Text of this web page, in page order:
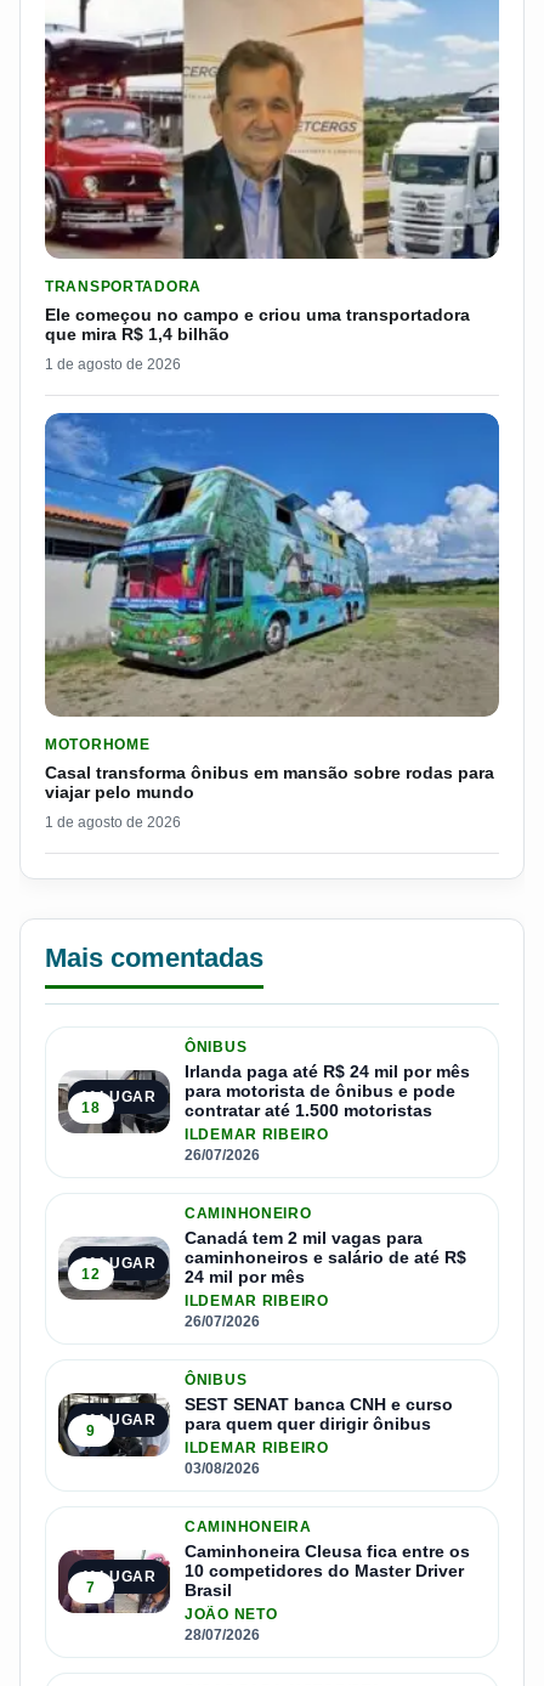
TRANSPORTADORA
Ele começou no campo e criou uma transportadora
que mira R$ 1,4 bilhão
1 de agosto de 2026
MOTORHOME
Casal transforma ônibus em mansão sobre rodas para
viajar pelo mundo
1 de agosto de 2026
Mais comentadas
1º LUGAR
18
ÔNIBUS
Irlanda paga até R$ 24 mil por mês
para motorista de ônibus e pode
contratar até 1.500 motoristas
ILDEMAR RIBEIRO
26/07/2026
2º LUGAR
12
CAMINHONEIRO
Canadá tem 2 mil vagas para
caminhoneiros e salário de até R$
24 mil por mês
ILDEMAR RIBEIRO
26/07/2026
3º LUGAR
9
ÔNIBUS
SEST SENAT banca CNH e curso
para quem quer dirigir ônibus
ILDEMAR RIBEIRO
03/08/2026
4º LUGAR
7
CAMINHONEIRA
Caminhoneira Cleusa fica entre os
10 competidores do Master Driver
Brasil
JOÃO NETO
28/07/2026